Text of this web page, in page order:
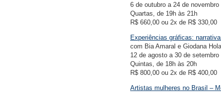
6 de outubro a 24 de novembro
Quartas, de 19h às 21h
R$ 660,00 ou 2x de R$ 330,00
Experiências gráficas:
com Bia Amaral e Giodana
12 de agosto a 30 de setembro
Quintas, de 18h às 20h
R$ 800,00 ou 2x de R$ 400,00
Artistas mulheres no Brasil –